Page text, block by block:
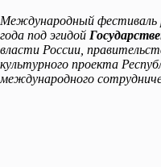
Международный фестиваль
года под эгидой
власти России,
культурного проекта
международного